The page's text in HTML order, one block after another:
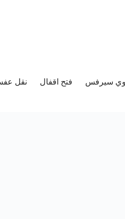
سيرفس فتح اقفال نقل